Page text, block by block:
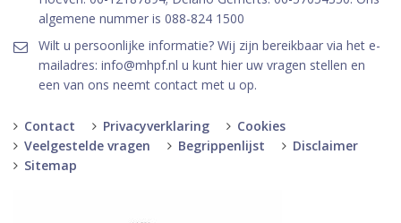
algemene nummer is 088-824 1500
Wilt u persoonlijke informatie? Wij zijn bereikbaar via het e-
mailadres: info@mhpf.nl u kunt hier uw vragen stellen en
een van ons neemt contact met u op.
Contact Privacyverklaring
Cookies
Veelgestelde vragen
Begrippenlijst
Disclaimer
Sitemap